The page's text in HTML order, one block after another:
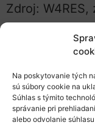
Na poskytovanie tých
sú súbory cookie na
Súhlas s týmito
správanie pri
alebo odvolanie
Zdroj:
Výzva je
Funding &
Competitive
v tomto znení:
2nd open call